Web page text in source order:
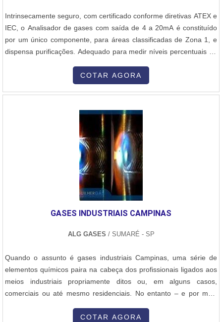
Intrinsecamente seguro, com certificado conforme diretivas ATEX e
IEC, o Analisador de gases com saída de 4 a 20mA é constituído
por um único componente, para áreas classificadas de Zona 1, e
dispensa purificações. Adequado para medir níveis percentuais de
tóxicas, o Analisador de gases com saída de 4 a 20mA oferece
COTAR AGORA
GASES INDUSTRIAIS CAMPINAS
ALG GASES / SUMARÉ - SP
Quando o assunto é gases industriais Campinas, uma série de
elementos químicos paira na cabeça dos profissionais ligados aos
meios industriais propriamente ditos ou, em alguns casos,
comerciais ou até mesmo residenciais. No entanto – e por mais
principais destaques ficam por conta do argônio, do nitrogênio e do
COTAR AGORA